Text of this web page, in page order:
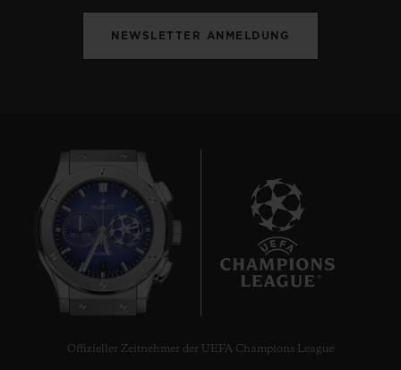
NEWSLETTER ANMELDUNG
Offizieller Zeitnehmer der UEFA Champions League